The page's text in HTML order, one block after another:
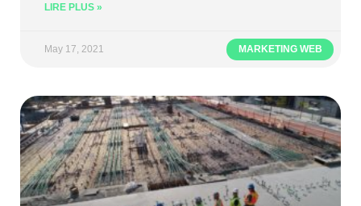
MARKETING WEB
LIRE PLUS »
May 17, 2021